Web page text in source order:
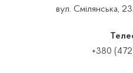
вул. Смілянська,
+380